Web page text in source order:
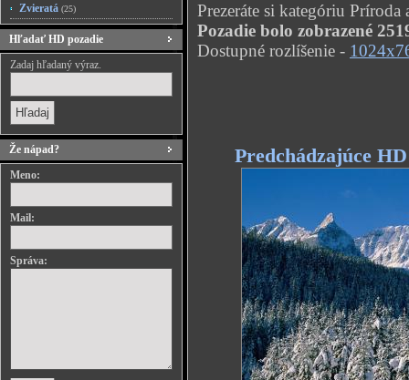
Zvieratá (25)
Hľadať HD pozadie
Zadaj hľadaný výraz.
Že nápad?
Meno:
Mail:
Správa:
Prezeráte si kategóriu
Pozadie bolo zobrazené
Dostupné rozlíšenie -
Predchádzajúce